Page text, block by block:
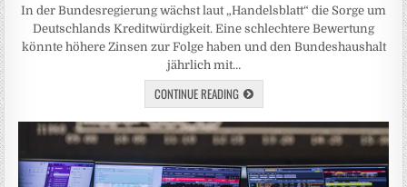
In der Bundesregierung wächst laut „Handelsblatt“ die Sorge um
Deutschlands Kreditwürdigkeit. Eine schlechtere Bewertung
könnte höhere Zinsen zur Folge haben und den Bundeshaushalt
jährlich mit…
CONTINUE READING